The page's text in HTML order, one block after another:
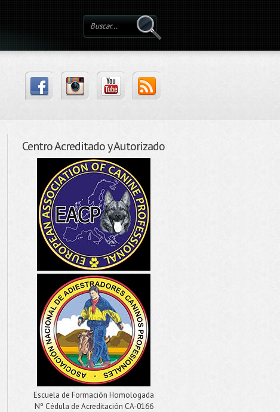
Centro Acreditado y Autorizado
Escuela de Formación Homologada
Nº Cédula de Acreditación CA-0166